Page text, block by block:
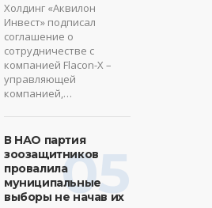
Холдинг «Аквилон
Инвест» подписал
соглашение о
сотрудничестве с
компанией Flacon-X –
управляющей
компанией,…
05
В НАО партия
зоозащитников
провалила
муниципальные
выборы не начав их